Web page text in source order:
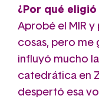
¿Por qué
Aprobé el MIR
cosas, pero me
influyó mucho
catedrática en
despertó esa